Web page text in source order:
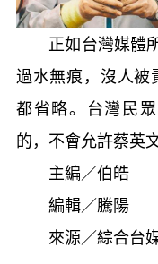
正如台灣媒體所
過水無痕，沒人被
都省略。台灣民
的，不會允許蔡英
主編／伯皓
編輯／騰陽
來源／綜合台